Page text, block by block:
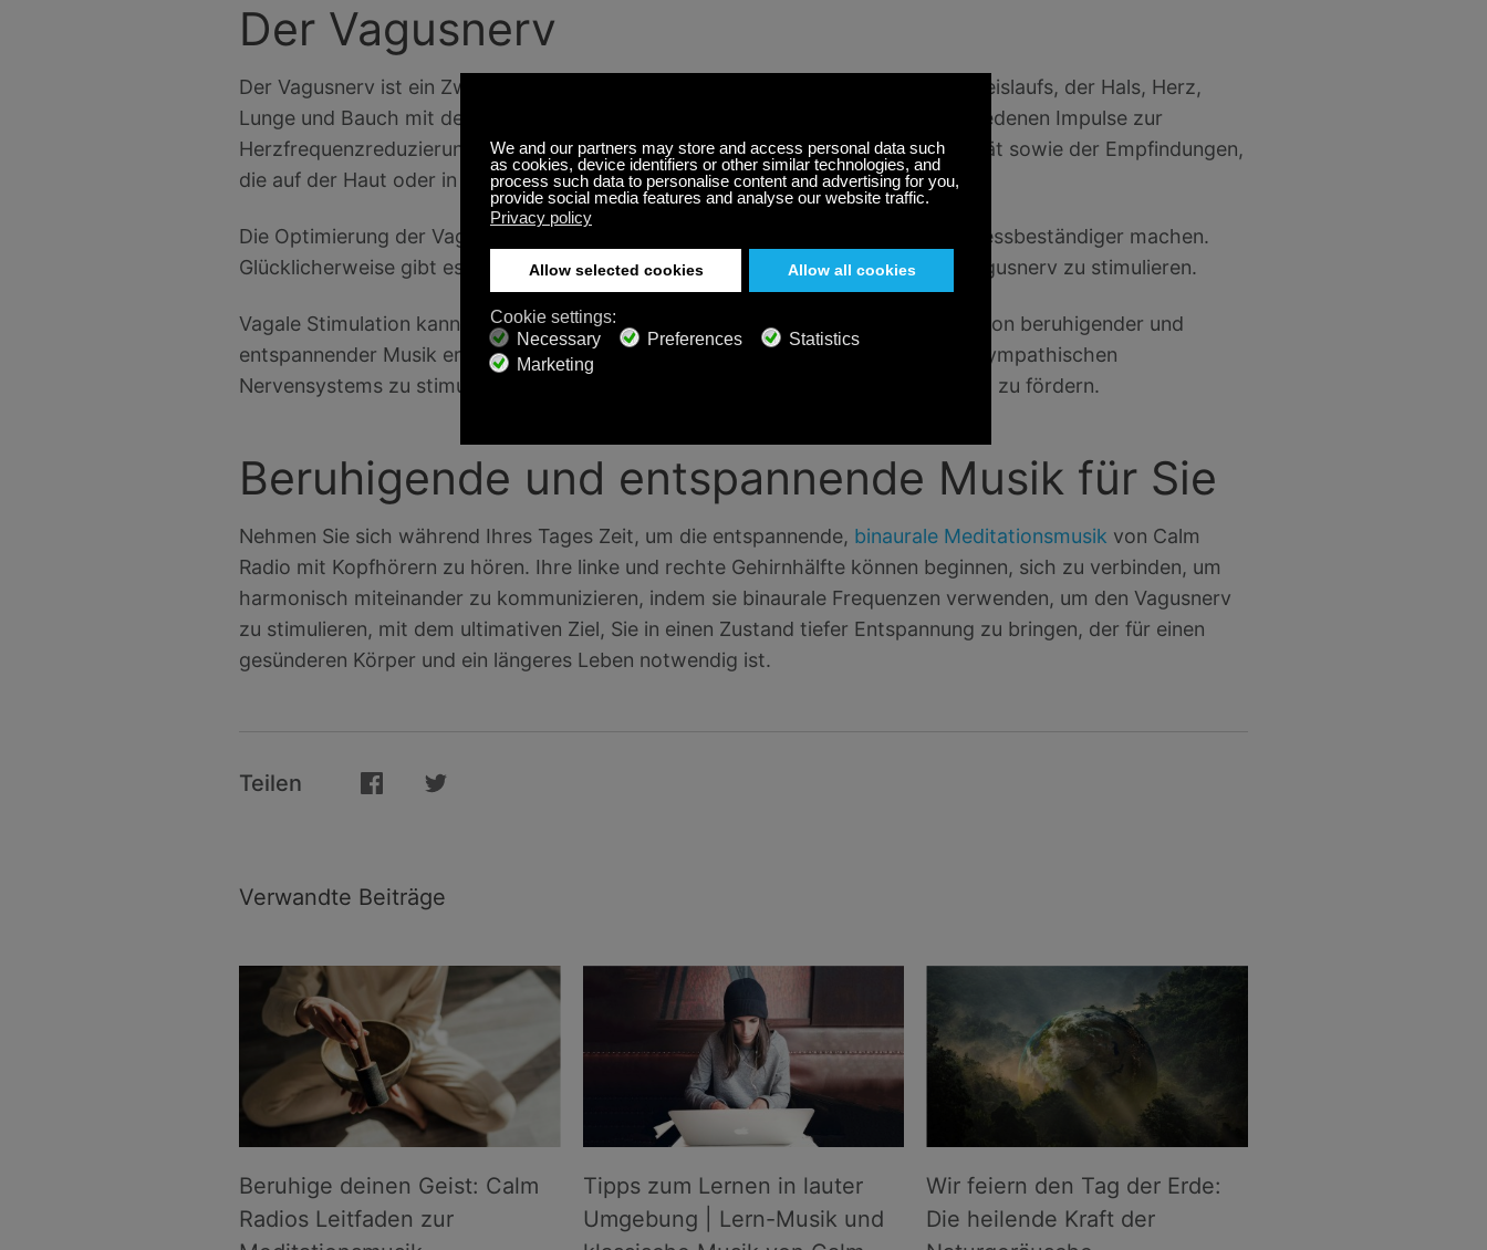
Der Vagusnerv
Der Vagusnerv ist ein Zweig des parasympathischen Systems. Er ist Teil eines Kreislaufs, der Hals, Herz,
Lunge und Bauch mit dem Gehirn verbindet. Er dient als Überbringer der verschiedenen Impulse zur
Herzfrequenzreduzierung, gastrointestinalen Motilität, Entzündung und Sensibilität sowie der Empfindungen,
die auf der Haut oder in den Muskeln zu spüren sind.
Die Optimierung der Vagusnervenfunktion kann Sie gesünder, glücklicher und stressbeständiger machen.
Glücklicherweise gibt es eine überraschende Anzahl von Möglichkeiten, Ihren Vagusnerv zu stimulieren.
Vagale Stimulation kann durch Yoga, Massage, Meditation, tiefe Atmung, Hören von beruhigender und
entspannender Musik erreicht werden, die helfen kann, den Vagusnerv des parasympathischen
Nervensystems zu stimulieren, um die gesundheitlichen Vorteile der Entspannung zu fördern.
Beruhigende und entspannende Musik für Sie
Nehmen Sie sich während Ihres Tages Zeit, um die entspannende, binaurale Meditationsmusik von Calm
Radio mit Kopfhörern zu hören. Ihre linke und rechte Gehirnhälfte können beginnen, sich zu verbinden, um
harmonisch miteinander zu kommunizieren, indem sie binaurale Frequenzen verwenden, um den Vagusnerv
zu stimulieren, mit dem ultimativen Ziel, Sie in einen Zustand tiefer Entspannung zu bringen, der für einen
gesünderen Körper und ein längeres Leben notwendig ist.
Teilen
Verwandte Beiträge
Beruhige deinen Geist: Calm
Radios Leitfaden zur
Tipps zum Lernen in lauter
Umgebung | Lern-Musik und
Wir feiern den Tag der Erde:
Die heilende Kraft der